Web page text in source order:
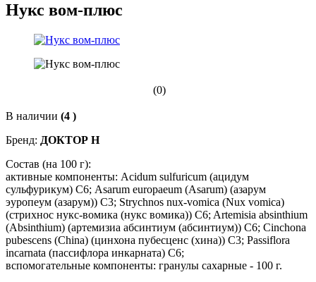
Нукс вом-плюс
(0)
В наличии (4 )
Бренд: ДОКТОР Н
Состав (на 100 г):
активные компоненты: Acidum sulfuricum (ацидум
сульфурикум) С6; Asarum europaeum (Asarum) (азарум
эуропеум (азарум)) С3; Strychnos nux-vomica (Nux vomica)
(стрихнос нукс-вомика (нукс вомика)) C6; Artemisia absinthium
(Absinthium) (артемизиа абсинтиум (абсинтиум)) С6; Cinchona
pubescens (China) (цинхона пубесценс (хина)) С3; Passiflora
incarnata (пассифлора инкарната) С6;
вспомогательные компоненты: гранулы сахарные - 100 г.